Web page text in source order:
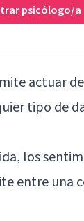
psicólogo/a
actuar
tipo de
los
entre una